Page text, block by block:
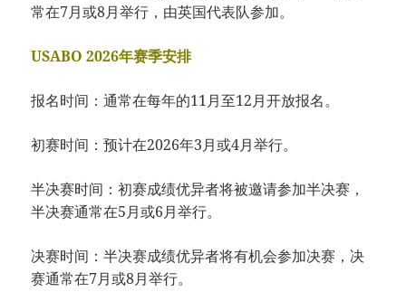
常在7月或8月举行，由英国代表队参加。
USABO 2026年赛季安排
报名时间：通常在每年的11月至12月开放报名。
初赛时间：预计在2026年3月或4月举行。
半决赛时间：初赛成绩优异者将被邀请参加半决赛，
半决赛通常在5月或6月举行。
决赛时间：半决赛成绩优异者将有机会参加决赛，决
赛通常在7月或8月举行。